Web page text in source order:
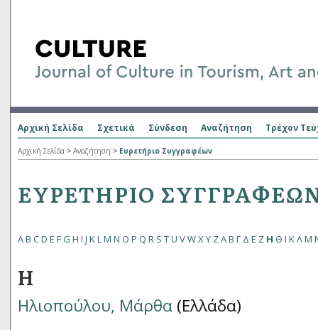
Αρχική Σελίδα Σχετικά Σύνδεση Αναζήτηση Τρέχον
Αρχική Σελίδα > Αναζήτηση > Ευρετήριο Συγγραφέων
ΕΥΡΕΤΉΡΙΟ
AB CD E FG H I J KLM N O P Q R S TU VWXY ZΑΒ Γ Δ Ε Ζ Η Θ Ι ΚΛΜ
Η
Ηλιοπούλου, Μάρθα (Ελλάδα)